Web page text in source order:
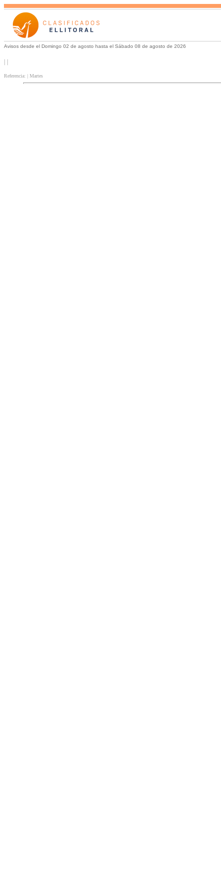
Avisos desde el Domingo 02 de agosto hasta el Sábado 08 de agosto de 2026
| |
Referencia: | Martes